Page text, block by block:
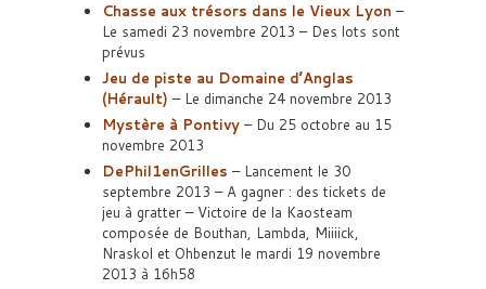
Chasse aux trésors dans le Vieux Lyon –
Le samedi 23 novembre 2013 – Des lots sont
prévus
Jeu de piste au Domaine d’Anglas
(Hérault) – Le dimanche 24 novembre 2013
Mystère à Pontivy – Du 25 octobre au 15
novembre 2013
DePhil1enGrilles – Lancement le 30
septembre 2013 – A gagner : des tickets de
jeu à gratter – Victoire de la Kaosteam
composée de Bouthan, Lambda, Miiiick,
Nraskol et Ohbenzut le mardi 19 novembre
2013 à 16h58